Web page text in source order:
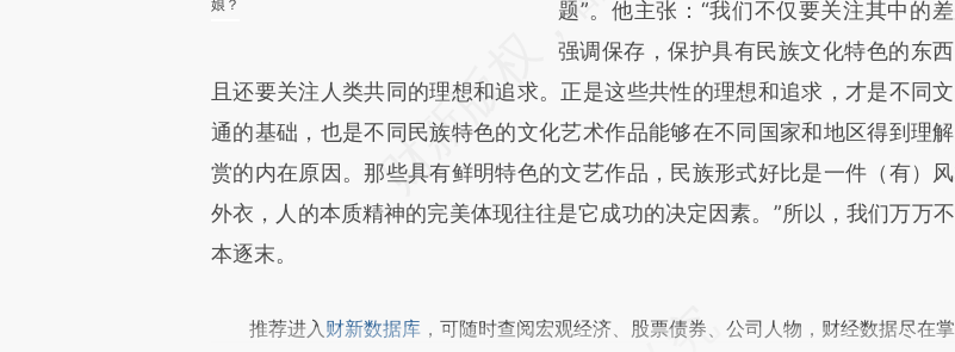
娘？
题”。他主张：“我们不仅要关注其中的差
强调保存，保护具有民族文化特色的东
且还要关注人类共同的理想和追求。正是这些共性的理想和追求，才是不同
通的基础，也是不同民族特色的文化艺术作品能够在不同国家和地区得到理
赏的内在原因。那些具有鲜明特色的文艺作品，民族形式好比是一件（有）
外衣，人的本质精神的完美体现往往是它成功的决定因素。”所以，我们万万
本逐末。
推荐进入 财新数据库 ，可随时查阅宏观经济、股票债券、公司人物，财经数据尽在掌